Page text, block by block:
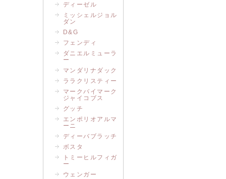
ディーゼル
ミッシェルジョル
ダン
D&G
フェンディ
ダニエルミューラ
ー
マンダリナダック
ララクリスティー
マークバイマーク
ジャイコブス
グッチ
エンポリオアルマ
ーニ
ディーバブラッチ
ボスタ
トミーヒルフィガ
ー
ウェンガー